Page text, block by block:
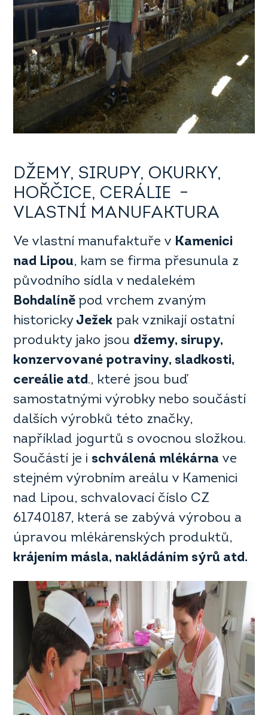
DŽEMY, SIRUPY, OKURKY,
HOŘČICE, CERÁLIE –
VLASTNÍ MANUFAKTURA
Ve vlastní manufaktuře v Kamenici
nad Lipou, kam se firma přesunula z
původního sídla v nedalekém
Bohdalíně pod vrchem zvaným
historicky Ježek pak vznikají ostatní
produkty jako jsou džemy, sirupy,
konzervované potraviny, sladkosti,
cereálie atd., které jsou buď
samostatnými výrobky nebo součástí
dalších výrobků této značky,
například jogurtů s ovocnou složkou.
Součástí je i schválená mlékárna ve
stejném výrobním areálu v Kamenici
nad Lipou, schvalovací číslo CZ
61740187, která se zabývá výrobou a
úpravou mlékárenských produktů,
krájením másla, nakládáním sýrů atd.